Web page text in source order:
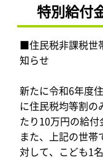
特別給付
■住民税非課税世
知らせ
新たに令和6年度
に住民税均等割の
たり10万円の給付
また、上記の世
対して、こども1